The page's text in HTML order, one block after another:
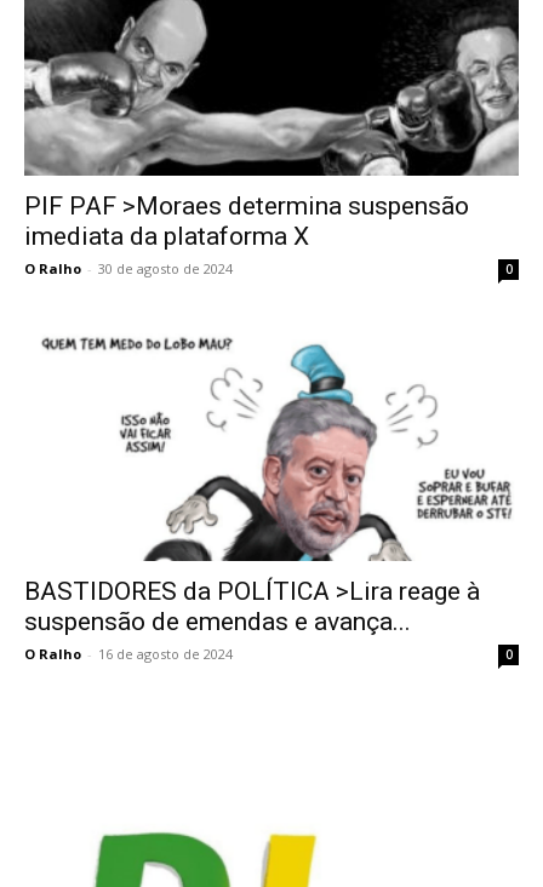
PIF PAF >Moraes determina suspensão
imediata da plataforma X
O Ralho - 30 de agosto de 2024 0
BASTIDORES da POLÍTICA >Lira reage à
suspensão de emendas e avança...
O Ralho - 16 de agosto de 2024 0